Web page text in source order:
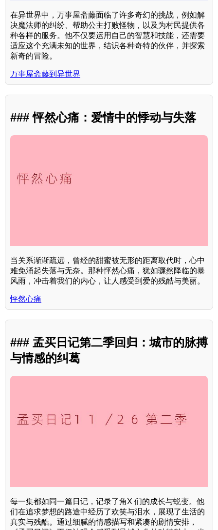
在异世界中，万事屋斋藤面临了许多奇幻的挑战，例如解
决魔法师的纠纷、帮助公主打败怪物，以及为村民提供各
种各样的服务。他不仅要运用自己的智慧和技能，还需要
适应这个充满未知的世界，结识各种奇特的伙伴，并探索
新奇的冒险。
万事屋斋藤到异世界
### 怦然心痛：爱情中的悸动与失落
当关系渐渐疏远，曾经的甜蜜被无形的距离取代时，心中
难免涌起失落与无奈。那种怦然心痛，犹如骤然降临的暴
风雨，冲击着我们的内心，让人感受到爱的残酷与美丽。
怦然心痛
### 孟买日记第二季回归：城市的脉搏
与情感的纠葛
每一集都如同一篇日记，记录了角X 们的成长与蜕变。他
们在追求梦想的路途中经历了欢笑与泪水，展现了生活的
真实与残酷。通过细腻的情感描写和紧凑的剧情安排，